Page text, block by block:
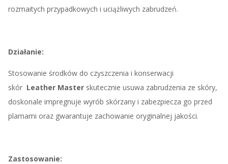
rozmaitych przypadkowych i uciążliwych zabrudzeń.
Działanie:
Stosowanie środków do czyszczenia i konserwacji
skór Leather Master skutecznie usuwa zabrudzenia ze skóry,
doskonale impregnuje wyrób skórzany i zabezpiecza go przed
plamami oraz gwarantuje zachowanie oryginalnej jakości.
Zastosowanie: